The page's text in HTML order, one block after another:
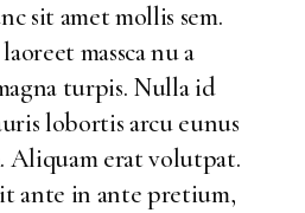
sit amet mollis sem.
massca nu a
turpis. Nulla id
lobortis arcu eunus
Aliquam erat volutpat.
ante in ante pretium,